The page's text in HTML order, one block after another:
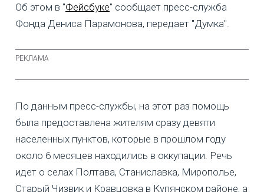
Об этом в "Фейсбуке" сообщает пресс-служба
Фонда Дениса Парамонова, передает "Думка".
По данным пресс-службы, на этот раз помощь
была предоставлена жителям сразу девяти
населенных пунктов, которые в прошлом году
около 6 месяцев находились в оккупации. Речь
идет о селах Полтава, Станиславка, Мирополье,
Старый Чизвик и Кравцовка в Купянском районе, а